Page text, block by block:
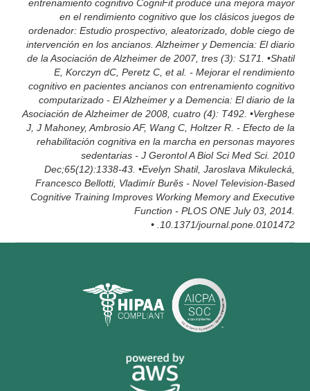
entrenamiento cognitivo CogniFit produce una mejora mayor
en el rendimiento cognitivo que los clásicos juegos de
ordenador: Estudio prospectivo, aleatorizado, doble ciego de
intervención en los ancianos. Alzheimer y Demencia: El diario
de la Asociación de Alzheimer de 2007, tres (3): S171. •Shatil
E, Korczyn dC, Peretz C, et al. - Mejorar el rendimiento
cognitivo en pacientes ancianos con entrenamiento cognitivo
computarizado - El Alzheimer y a Demencia: El diario de la
Asociación de Alzheimer de 2008, cuatro (4): T492. •Verghese
J, J Mahoney, Ambrosio AF, Wang C, Holtzer R. - Efecto de la
rehabilitación cognitiva en la marcha en personas mayores
sedentarias - J Gerontol A Biol Sci Med Sci. 2010
Dec;65(12):1338-43. •Evelyn Shatil, Jaroslava Mikulecká,
Francesco Bellotti, Vladimír Burěs - Novel Television-Based
Cognitive Training Improves Working Memory and Executive
Function - PLOS ONE July 03, 2014.
10.1371/journal.pone.0101472. •